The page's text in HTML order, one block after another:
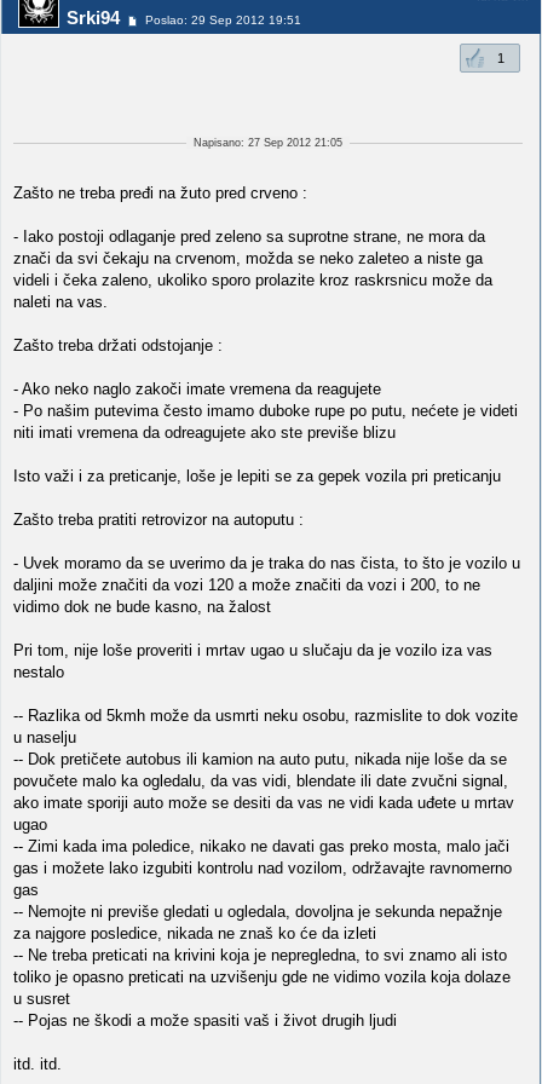
Srki94 Poslao: 29 Sep 2012 19:51
1
Napisano: 27 Sep 2012 21:05
Zašto ne treba pređi na žuto pred crveno :
- Iako postoji odlaganje pred zeleno sa suprotne strane, ne mora da
znači da svi čekaju na crvenom, možda se neko zaleteo a niste ga
videli i čeka zaleno, ukoliko sporo prolazite kroz raskrsnicu može da
naleti na vas.
Zašto treba držati odstojanje :
- Ako neko naglo zakoči imate vremena da reagujete
- Po našim putevima često imamo duboke rupe po putu, nećete je videti
niti imati vremena da odreagujete ako ste previše blizu
Isto važi i za preticanje, loše je lepiti se za gepek vozila pri preticanju
Zašto treba pratiti retrovizor na autoputu :
- Uvek moramo da se uverimo da je traka do nas čista, to što je vozilo u
daljini može značiti da vozi 120 a može značiti da vozi i 200, to ne
vidimo dok ne bude kasno, na žalost
Pri tom, nije loše proveriti i mrtav ugao u slučaju da je vozilo iza vas
nestalo
-- Razlika od 5kmh može da usmrti neku osobu, razmislite to dok vozite
u naselju
-- Dok pretičete autobus ili kamion na auto putu, nikada nije loše da se
povučete malo ka ogledalu, da vas vidi, blendate ili date zvučni signal,
ako imate sporiji auto može se desiti da vas ne vidi kada uđete u mrtav
ugao
-- Zimi kada ima poledice, nikako ne davati gas preko mosta, malo jači
gas i možete lako izgubiti kontrolu nad vozilom, održavajte ravnomerno
gas
-- Nemojte ni previše gledati u ogledala, dovoljna je sekunda nepažnje
za najgore posledice, nikada ne znaš ko će da izleti
-- Ne treba preticati na krivini koja je nepregledna, to svi znamo ali isto
toliko je opasno preticati na uzvišenju gde ne vidimo vozila koja dolaze
u susret
-- Pojas ne škodi a može spasiti vaš i život drugih ljudi
itd. itd.